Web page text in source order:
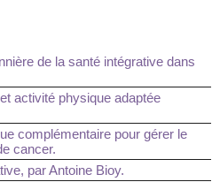
de la santé intégrative dans
activité physique adaptée
complémentaire pour gérer le
cancer.
par Antoine Bioy.